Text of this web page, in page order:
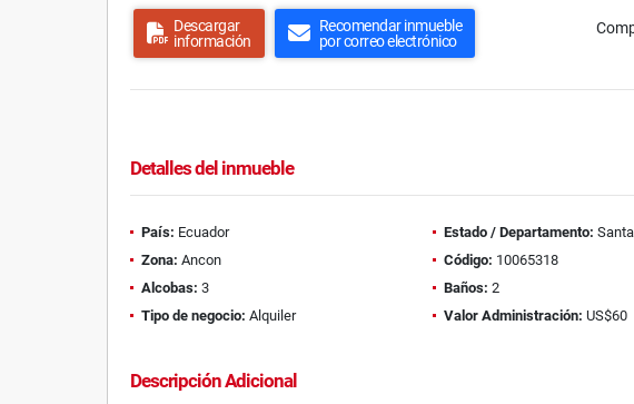
Descargar
información
Recomendar inmueble
por correo electrónico
Detalles del inmueble
País: Ecuador Estado / Departamento:
Zona: Ancon Código: 10065318
Alcobas: 3 Baños: 2
Tipo de negocio: Alquiler Valor Administración: US$60
Descripción Adicional